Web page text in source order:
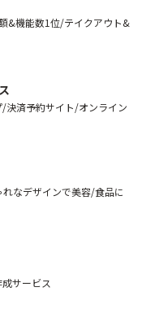
&機能数1位/テイクアウト&
決済予約サイト/オンライン
なデザインで美容/食品に
サービス